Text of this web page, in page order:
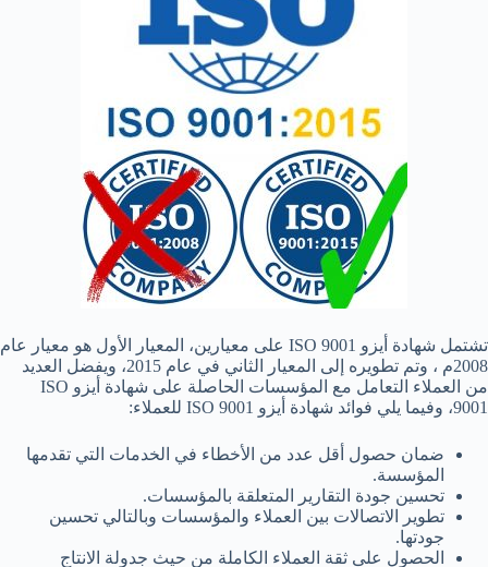
تشتمل شهادة أيزو ISO 9001 على معيارين، المعيار الأول هو معيار عام
2008م ، وتم تطويره إلى المعيار الثاني في عام 2015، ويفضل العديد
من العملاء التعامل مع المؤسسات الحاصلة على شهادة أيزو ISO
9001، وفيما يلي فوائد شهادة أيزو ISO 9001 للعملاء:
ضمان حصول أقل عدد من الأخطاء في الخدمات التي تقدمها
المؤسسة.
تحسين جودة التقارير المتعلقة بالمؤسسات.
تطوير الاتصالات بين العملاء والمؤسسات وبالتالي تحسين
جودتها.
الحصول على ثقة العملاء الكاملة من حيث جدولة الانتاج